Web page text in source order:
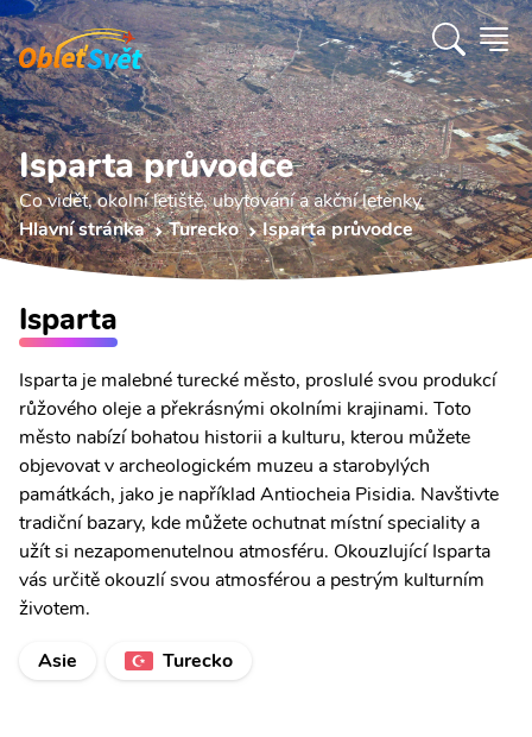
Isparta průvodce
Co vidět, okolní letiště, ubytování a akční letenky.
Hlavní stránka
Turecko Isparta průvodce
Isparta
Isparta je malebné turecké město, proslulé svou produkcí
růžového oleje a překrásnými okolními krajinami. Toto
město nabízí bohatou historii a kulturu, kterou můžete
objevovat v archeologickém muzeu a starobylých
památkách, jako je například Antiocheia Pisidia. Navštivte
tradiční bazary, kde můžete ochutnat místní speciality a
užít si nezapomenutelnou atmosféru. Okouzlující Isparta
vás určitě okouzlí svou atmosférou a pestrým kulturním
životem.
Asie
Turecko